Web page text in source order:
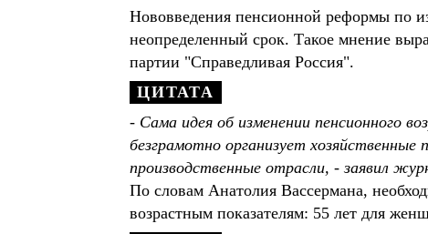
Нововведения пенсионной реформы по
неопределенный срок. Такое мнение
партии "Справедливая Россия".
- Сама идея об изменении пенсионного
безграмотно организует
производственные отрасли, - заявил
По словам Анатолия Вассермана,
возрастным показателям: 55 лет для